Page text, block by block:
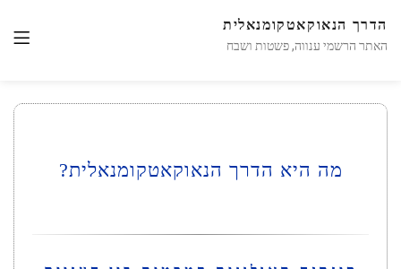
הדרך הנאוקאטקומנאלית
האתר הרשמי ענווה, פשטות ושבח
מה היא הדרך הנאוקאטקומנאלית?